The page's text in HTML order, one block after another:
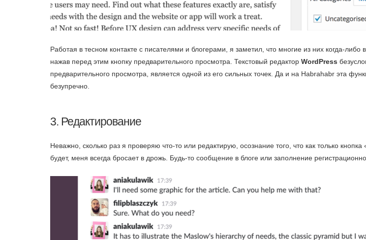
Работая в тесном контакте с писателями и блогерами, я заметил, что многие из них когда-
нажав перед этим кнопку предварительного просмотра. Текстовый редактор WordPress
предварительного просмотра, является одной из его сильных точек. Да и на Habrahabr эта
безупречно.
3. Редактирование
Неважно, сколько раз я проверяю что-то или редактирую, осознание того, что как только
будет, меня всегда бросает в дрожь. Будь-то сообщение в блоге или заполнение